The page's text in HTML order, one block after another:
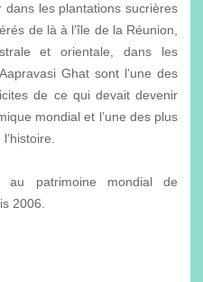
dans les plantations sucrières
de là à l’île de la Réunion,
et orientale, dans les
Ghat sont l’une des
de ce qui devait devenir
mondial et l’une des plus
patrimoine mondial de
2006.